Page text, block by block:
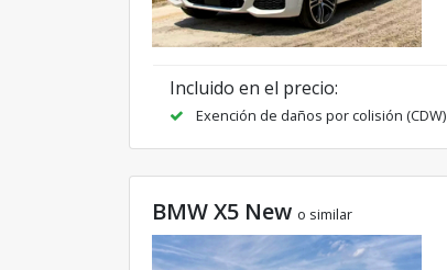
Incluido en el precio:
Exención de daños por colisión (CDW)
BMW X5 New o similar